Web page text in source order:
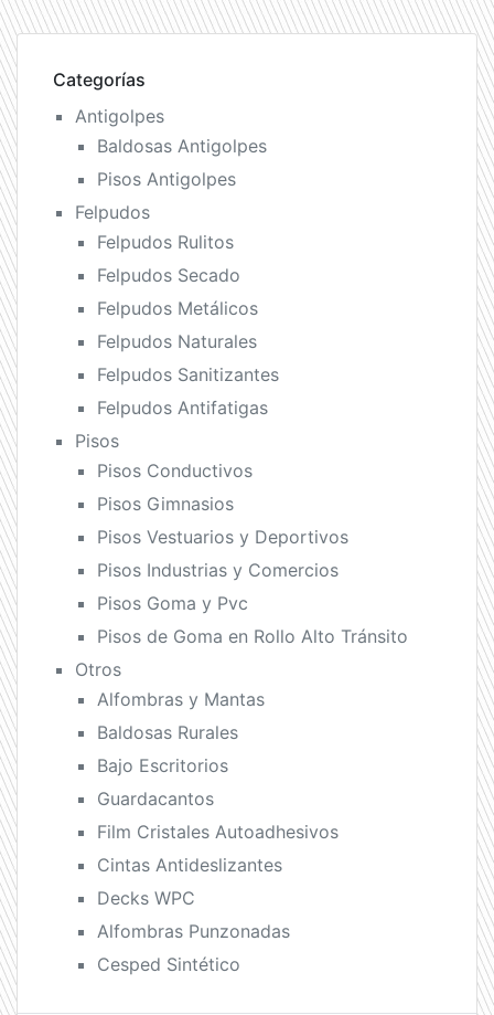
Categorías
Antigolpes
Baldosas Antigolpes
Pisos Antigolpes
Felpudos
Felpudos Rulitos
Felpudos Secado
Felpudos Metálicos
Felpudos Naturales
Felpudos Sanitizantes
Felpudos Antifatigas
Pisos
Pisos Conductivos
Pisos Gimnasios
Pisos Vestuarios y Deportivos
Pisos Industrias y Comercios
Pisos Goma y Pvc
Pisos de Goma en Rollo Alto Tránsito
Otros
Alfombras y Mantas
Baldosas Rurales
Bajo Escritorios
Guardacantos
Film Cristales Autoadhesivos
Cintas Antideslizantes
Decks WPC
Alfombras Punzonadas
Cesped Sintético